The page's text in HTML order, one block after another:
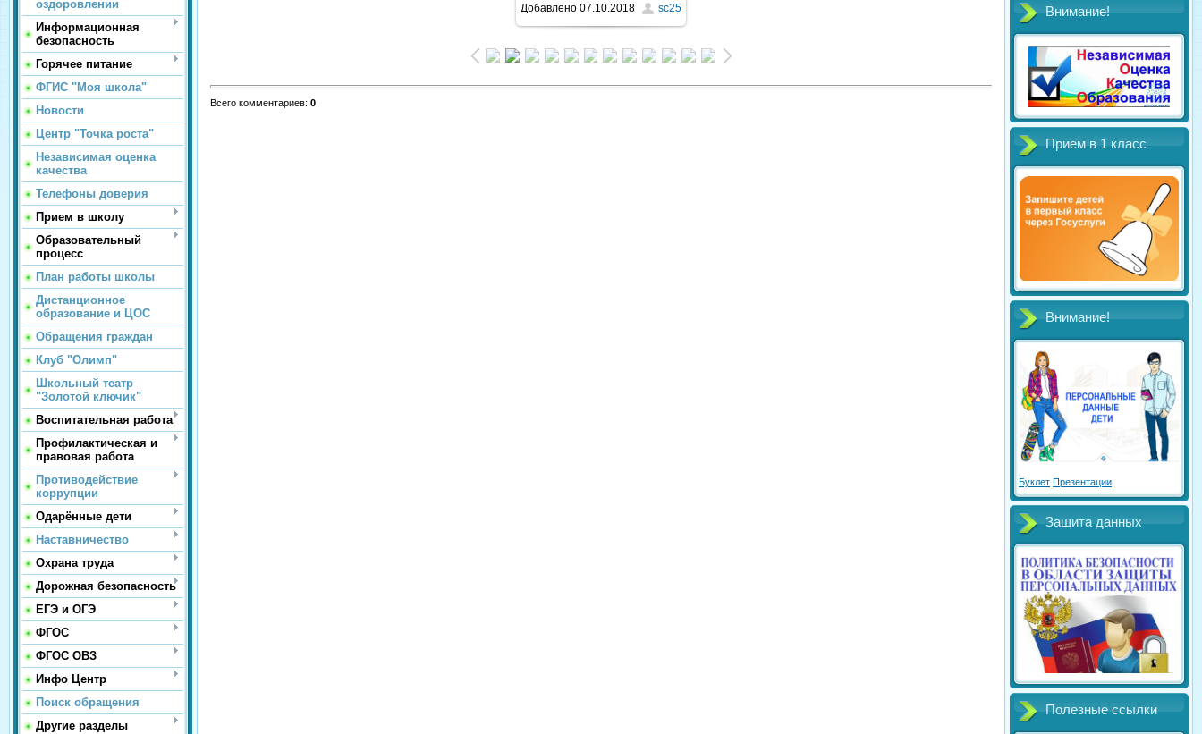
оздоровлении
Информационная
безопасность
Горячее питание
ФГИС "Моя школа"
Новости
Центр "Точка роста"
Независимая оценка
качества
Телефоны доверия
Прием в школу
Образовательный
процесс
План работы школы
Дистанционное
образование и ЦОС
Обращения граждан
Клуб "Олимп"
Школьный театр
"Золотой ключик"
Воспитательная работа
Профилактическая и
правовая работа
Противодействие
коррупции
Одарённые дети
Наставничество
Охрана труда
Дорожная безопасность
ЕГЭ и ОГЭ
ФГОС
ФГОС ОВЗ
Инфо Центр
Поиск обращения
Другие разделы
1024x683/ 94.8Kb
Добавлено 07.10.2018 sc25
Всего комментариев: 0
Внимание!
Прием в 1 класс
Внимание!
Буклет Презентации
Защита данных
Полезные ссылки